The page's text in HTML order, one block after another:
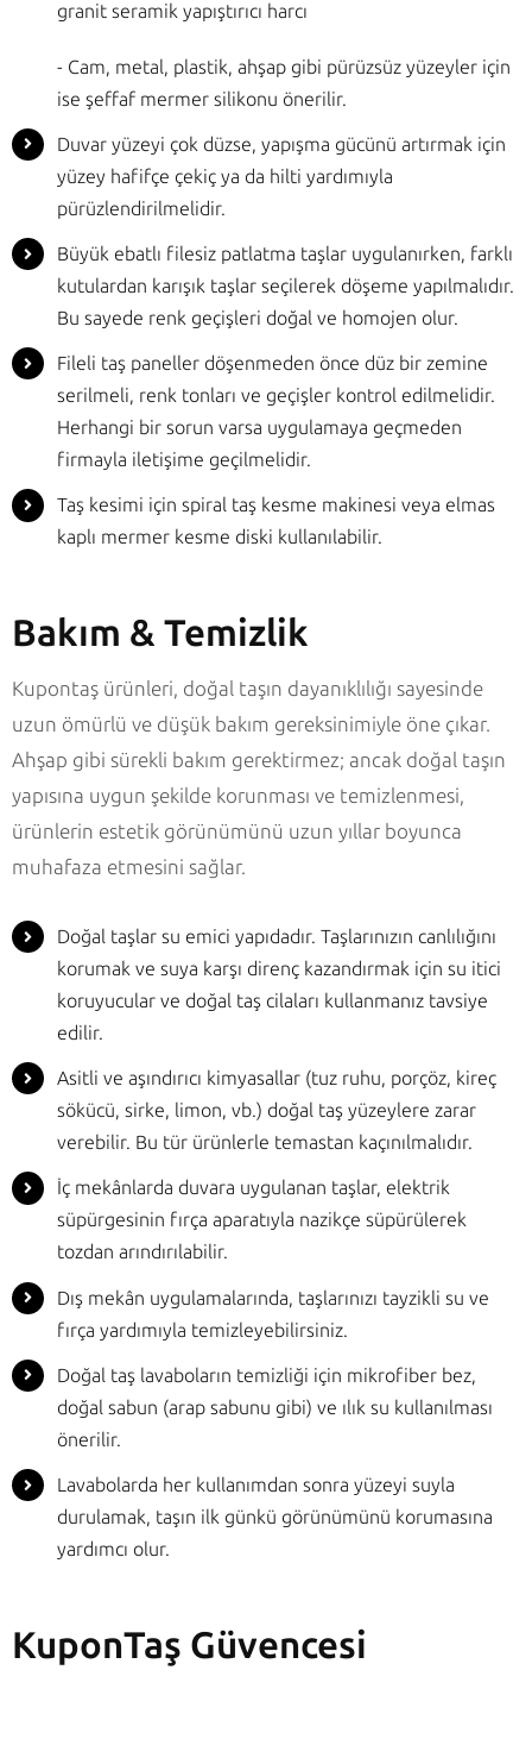
granit seramik yapıştırıcı harcı
- Cam, metal, plastik, ahşap gibi pürüzsüz yüzeyler için
ise şeffaf mermer silikonu önerilir.
Duvar yüzeyi çok düzse, yapışma gücünü artırmak için
yüzey hafifçe çekiç ya da hilti yardımıyla
pürüzlendirilmelidir.
Büyük ebatlı filesiz patlatma taşlar uygulanırken, farklı
kutulardan karışık taşlar seçilerek döşeme yapılmalıdır.
Bu sayede renk geçişleri doğal ve homojen olur.
Fileli taş paneller döşenmeden önce düz bir zemine
serilmeli, renk tonları ve geçişler kontrol edilmelidir.
Herhangi bir sorun varsa uygulamaya geçmeden
firmayla iletişime geçilmelidir.
Taş kesimi için spiral taş kesme makinesi veya elmas
kaplı mermer kesme diski kullanılabilir.
Bakım & Temizlik
Kupontaş ürünleri, doğal taşın dayanıklılığı sayesinde
uzun ömürlü ve düşük bakım gereksinimiyle öne çıkar.
Ahşap gibi sürekli bakım gerektirmez; ancak doğal taşın
yapısına uygun şekilde korunması ve temizlenmesi,
ürünlerin estetik görünümünü uzun yıllar boyunca
muhafaza etmesini sağlar.
Doğal taşlar su emici yapıdadır. Taşlarınızın canlılığını
korumak ve suya karşı direnç kazandırmak için su itici
koruyucular ve doğal taş cilaları kullanmanız tavsiye
edilir.
Asitli ve aşındırıcı kimyasallar (tuz ruhu, porçöz, kireç
sökücü, sirke, limon, vb.) doğal taş yüzeylere zarar
verebilir. Bu tür ürünlerle temastan kaçınılmalıdır.
İç mekânlarda duvara uygulanan taşlar, elektrik
süpürgesinin fırça aparatıyla nazikçe süpürülerek
tozdan arındırılabilir.
Dış mekân uygulamalarında, taşlarınızı tayzikli su ve
fırça yardımıyla temizleyebilirsiniz.
Doğal taş lavaboların temizliği için mikrofiber bez,
doğal sabun (arap sabunu gibi) ve ılık su kullanılması
önerilir.
Lavabolarda her kullanımdan sonra yüzeyi suyla
durulamak, taşın ilk günkü görünümünü korumasına
yardımcı olur.
KuponTaş Güvencesi